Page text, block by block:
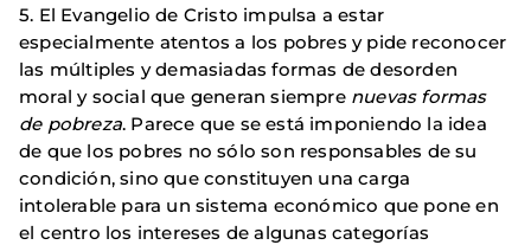
5. El Evangelio de Cristo impulsa a estar
especialmente atentos a los pobres y pide reconocer
las múltiples y demasiadas formas de desorden
moral y social que generan siempre nuevas formas
de pobreza. Parece que se está imponiendo la idea
de que los pobres no sólo son responsables de su
condición, sino que constituyen una carga
intolerable para un sistema económico que pone en
el centro los intereses de algunas categorías